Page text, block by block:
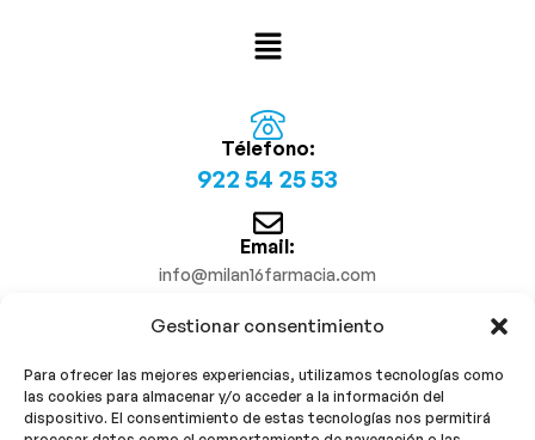
Gestionar consentimiento
Para ofrecer las mejores experiencias, utilizamos tecnologías como
las cookies para almacenar y/o acceder a la información del
dispositivo. El consentimiento de estas tecnologías nos permitirá
Télefono:
922 54 25 53
Email:
info@milan16farmacia.com
¡Síguenos!